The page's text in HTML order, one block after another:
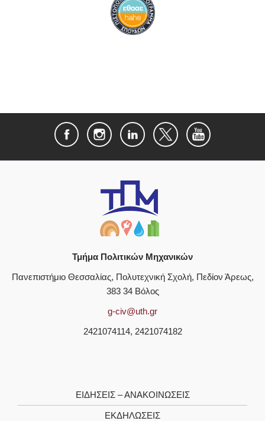
Τμήμα Πολιτικών Μηχανικών
Πανεπιστήμιο Θεσσαλίας, Πολυτεχνική Σχολή, Πεδίον Άρεως,
383 34 Βόλος
g-civ@uth.gr
2421074114, 2421074182
ΕΙΔΗΣΕΙΣ – ΑΝΑΚΟΙΝΩΣΕΙΣ
ΕΚΔΗΛΩΣΕΙΣ